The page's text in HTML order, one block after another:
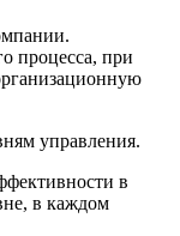
процесса, при
управления.
в
в каждом